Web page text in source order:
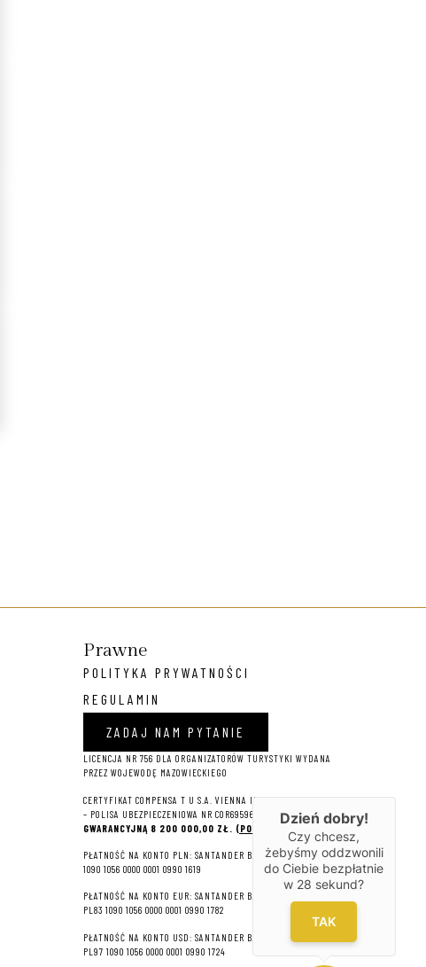
Prawne
POLITYKA PRYWATNOŚCI
REGULAMIN
ZADAJ NAM PYTANIE
LICENCJA NR 756 DLA ORGANIZATORÓW TURYSTYKI WYDANA
PRZEZ WOJEWODĘ MAZOWIECKIEGO
CERTYFIKAT COMPENSA T U S.A. VIENNA INSURANCE GROUP
– POLISA UBEZPIECZENIOWA NR COR695964 NA
SUMĘ
GWARANCYJNĄ 8 200 000,00 ZŁ. (POBIERZ PDF)
PŁATNOŚĆ NA KONTO PLN: SANTANDER BANK POLSKA S.A. 22
1090 1056 0000 0001 0990 1619
PŁATNOŚĆ NA KONTO EUR: SANTANDER BANK POLSKA S.A.
PL83 1090 1056 0000 0001 0990 1782
PŁATNOŚĆ NA KONTO USD: SANTANDER BANK POLSKA S.A.
PL97 1090 1056 0000 0001 0990 1724
Dzień dobry!
Czy chcesz,
żebyśmy oddzwonili
do Ciebie bezpłatnie
w 28 sekund?
TAK